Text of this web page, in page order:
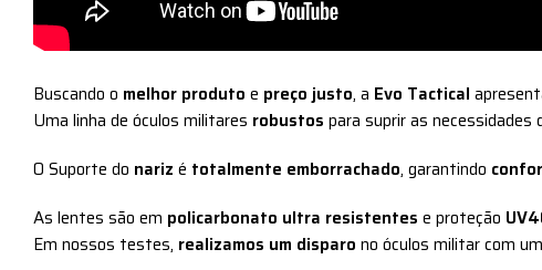
Buscando o melhor produto e preço justo, a Evo Tactical
Uma linha de óculos militares robustos para suprir as necessidades
O Suporte do nariz é totalmente emborrachado, garantindo
As lentes são em policarbonato ultra resistentes e proteção
Em nossos testes, realizamos um disparo no óculos militar com